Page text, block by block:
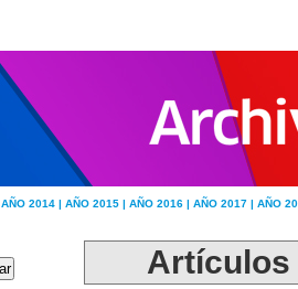
AÑO 2014 | AÑO 2015 | AÑO 2016 | AÑO 2017 | AÑO
Artículos